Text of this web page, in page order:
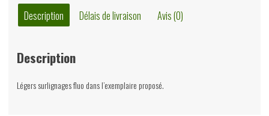
Description Délais de livraison Avis (0)
Description
Légers surlignages fluo dans l’exemplaire proposé.